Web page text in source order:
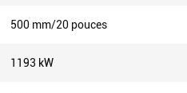
500 mm/20 pouces
1193 kW